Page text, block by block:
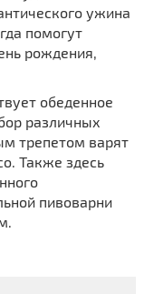
ужина
помогут
рождения,
обеденное
различных
трепетом варят
Также здесь
пивоварни